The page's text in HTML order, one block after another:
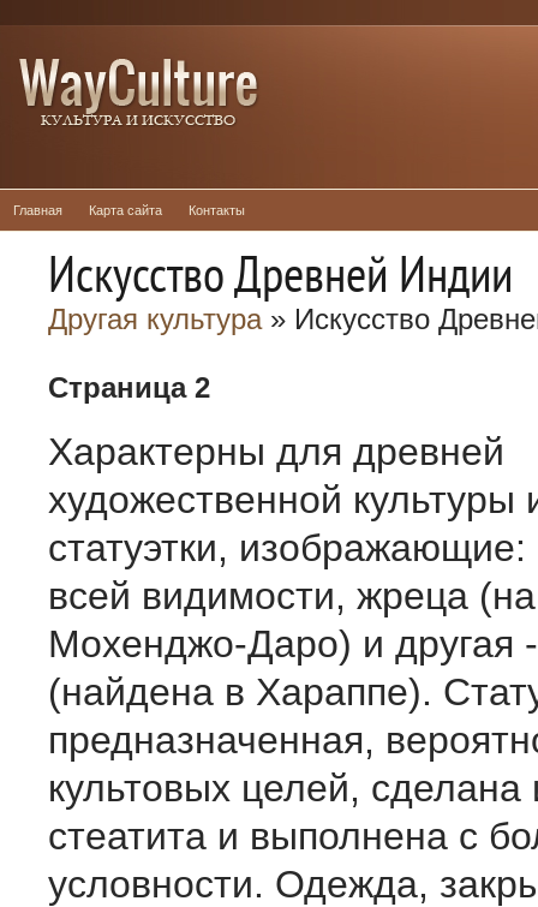
Главная Карта сайта Контакты
Искусство Древней Индии
Другая культура» Искусство
Страница 2
Характерны для древней
художественной культуры
статуэтки,
всей видимости, жреца
Мохенджо-Даро) и другая
(найдена в Хараппе).
предназначенная,
культовых целей, сделана
стеатита и выполнена с
условности. Одежда,